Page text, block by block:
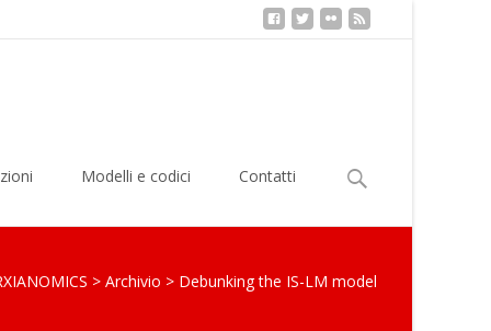
Modelli e codici Contatti
Ricerca
> Archivio > Debunking the IS-LM model